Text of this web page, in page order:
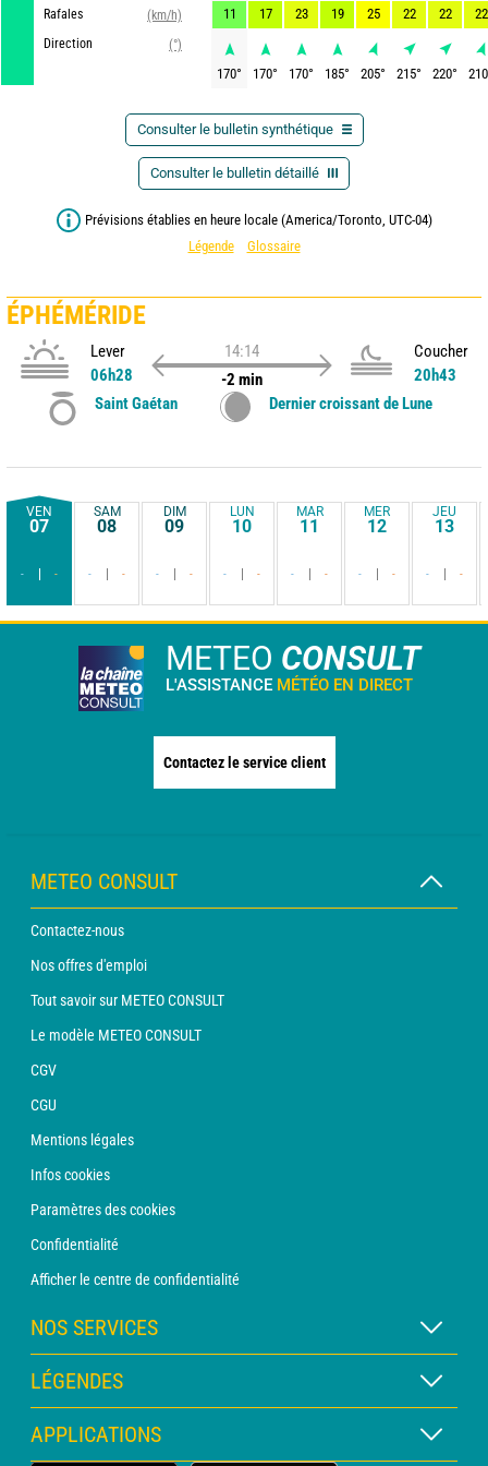
Rafales
(km/h)
Direction
(°)
11
17 23 19 25 22 22 22
170° 170° 170° 185° 205° 215° 220° 210
Consulter le bulletin synthétique
Consulter le bulletin détaillé
Prévisions établies en heure locale (America/Toronto, UTC-04)
Légende
Glossaire
ÉPHÉMÉRIDE
Lever
06h28
14:14
-2 min
Coucher
20h43
Saint Gaétan
Dernier croissant de Lune
VEN
07
- -
SAM
08
- -
DIM
09
- -
LUN
10
- -
MAR
11
- -
MER
12
- -
JEU
13
- -
METEO CONSULT
L'ASSISTANCE MÉTÉO EN DIRECT
Contactez le service client
METEO CONSULT
Contactez-nous
Nos offres d'emploi
Tout savoir sur METEO CONSULT
Le modèle METEO CONSULT
CGV
CGU
Mentions légales
Infos cookies
Paramètres des cookies
Confidentialité
Afficher le centre de confidentialité
NOS SERVICES
Abonnement METEO Xpert
Abonnement METEO PRO
Consultation avec un prévisionniste
LÉGENDES
Légende des cartes
APPLICATIONS